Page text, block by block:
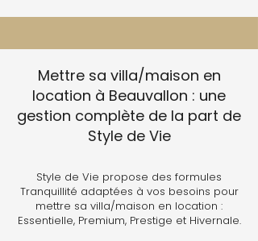
Mettre sa villa/maison en
location à Beauvallon : une
gestion complète de la part de
Style de Vie
Style de Vie propose des formules
Tranquillité adaptées à vos besoins pour
mettre sa villa/maison en location :
Essentielle, Premium, Prestige et Hivernale.